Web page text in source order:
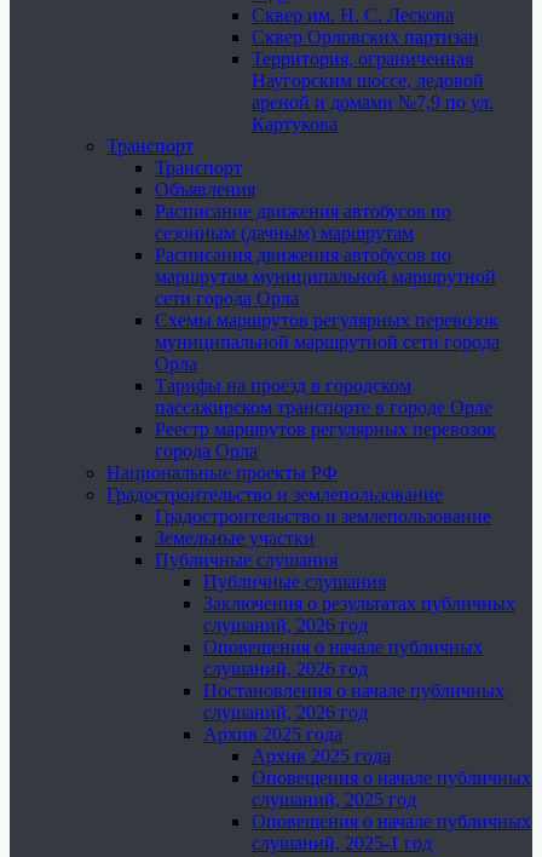
Сквер им. Н. С. Лескова
Сквер Орловских партизан
Территория, ограниченная
Наугорским шоссе, ледовой
ареной и домами №7,9 по ул.
Картукова
Транспорт
Транспорт
Объявления
Расписание движения автобусов по
сезонным (дачным) маршрутам
Расписания движения автобусов по
маршрутам муниципальной маршрутной
сети города Орла
Схемы маршрутов регулярных перевозок
муниципальной маршрутной сети города
Орла
Тарифы на проезд в городском
пассажирском транспорте в городе Орле
Реестр маршрутов регулярных перевозок
города Орла
Национальные проекты РФ
Градостроительство и землепользование
Градостроительство и землепользование
Земельные участки
Публичные слушания
Публичные слушания
Заключения о результатах публичных
слушаний, 2026 год
Оповещения о начале публичных
слушаний, 2026 год
Постановления о начале публичных
слушаний, 2026 год
Архив 2025 года
Архив 2025 года
Оповещения о начале публичных
слушаний, 2025 год
Оповещения о начале публичных
слушаний, 2025-1 год